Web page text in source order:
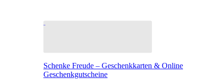
Schenke Freude – Geschenkkarten & Online
Geschenkgutscheine